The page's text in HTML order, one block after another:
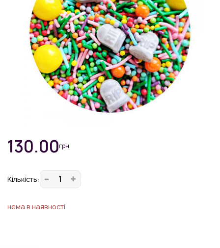
130.00грн
Кiлькiсть:
нема в наявності